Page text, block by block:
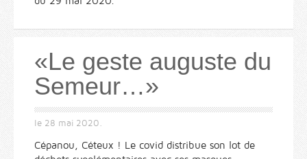
«Le geste auguste du
Semeur…»
le 28 mai 2020.
Cépanou, Céteux ! Le covid distribue son lot de